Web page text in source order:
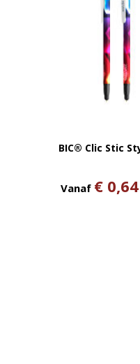
BIC® Clic Stic
Vanaf € 0,64